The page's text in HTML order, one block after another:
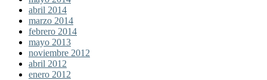
abril 2014
marzo 2014
febrero 2014
mayo 2013
noviembre 2012
abril 2012
enero 2012